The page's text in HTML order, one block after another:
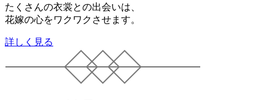
たくさんの衣裳との出会いは、
花嫁の心をワクワクさせます。
詳しく見る